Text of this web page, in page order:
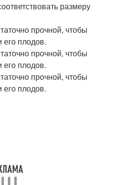
размеру
прочной, чтобы
его плодов.
прочной, чтобы
его плодов.
прочной, чтобы
его плодов.